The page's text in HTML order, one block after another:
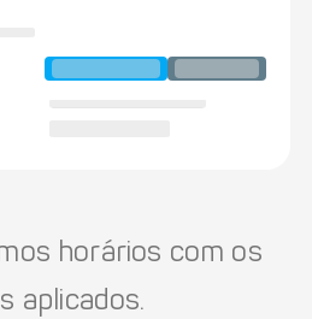
horários com os
aplicados.